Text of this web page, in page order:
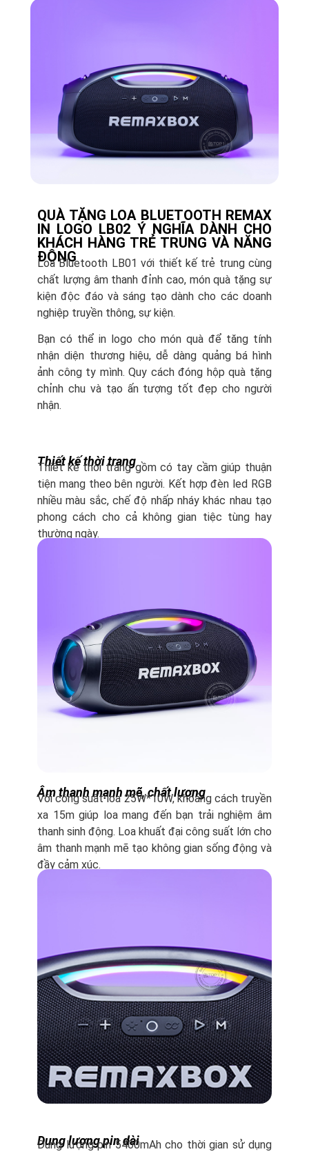
QUÀ TẶNG LOA BLUETOOTH REMAX
IN LOGO LB02 Ý NGHĨA DÀNH CHO
KHÁCH HÀNG TRẺ TRUNG VÀ NĂNG
ĐỘNG
Loa Bluetooth LB01 với thiết kế trẻ trung cùng
chất lượng âm thanh đỉnh cao, món quà tặng sự
kiện độc đáo và sáng tạo dành cho các doanh
nghiệp truyền thông, sự kiện.
Bạn có thể in logo cho món quà để tăng tính
nhận diện thương hiệu, dễ dàng quảng bá hình
ảnh công ty mình. Quy cách đóng hộp quà tặng
chỉnh chu và tạo ấn tượng tốt đẹp cho người
nhận.
Thiết kế thời trang
Thiết kế thời trang gồm có tay cầm giúp thuận
tiện mang theo bên người. Kết hợp đèn led RGB
nhiều màu sắc, chế độ nhấp nháy khác nhau tạo
phong cách cho cả không gian tiệc tùng hay
thường ngày.
Âm thanh mạnh mẽ, chất lượng
Với công suất loa 25W*10W, khoảng cách truyền
xa 15m giúp loa mang đến bạn trải nghiệm âm
thanh sinh động. Loa khuất đại công suất lớn cho
âm thanh mạnh mẽ tạo không gian sống động và
đầy cảm xúc.
Dung lượng pin dài
Dung lượng pin 5400mAh cho thời gian sử dụng